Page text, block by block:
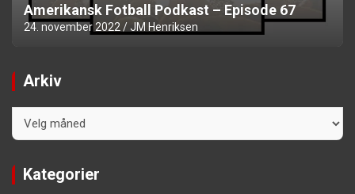
Amerikansk Fotball Podkast – Episode 67
24. november 2022 JM Henriksen
Arkiv
Kategorier